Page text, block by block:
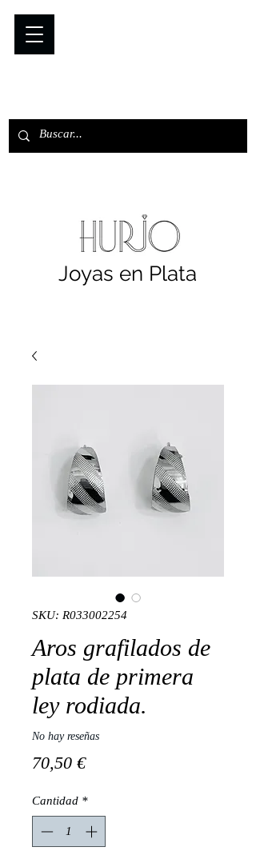
Joyas en Plata
SKU: R033002254
Aros grafilados de
plata de primera
ley rodiada.
No hay reseñas
70,50 €Precio
Cantidad *